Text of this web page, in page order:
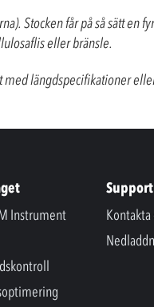
Stocken får på så sätt
eller bränsle.
längdspecifikationer
Instrument
Support
Kontakta